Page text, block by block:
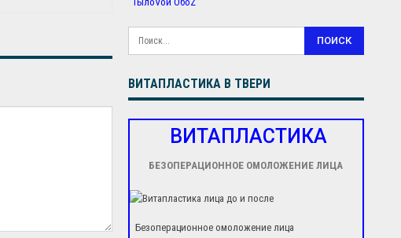
ВИТАПЛАСТИКА В ТВЕРИ
ВИТАПЛАСТИКА
БЕЗОПЕРАЦИОННОЕ ОМОЛОЖЕНИЕ ЛИЦА
Безоперационное омоложение лица